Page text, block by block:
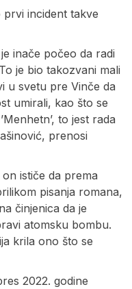
prvi incident takve
inače počeo da radi
je bio takozvani mali
u svetu pre Vinče da
umirali, kao što se
to jest rada
prenosi
ističe da prema
pisanja romana,
činjenica da je
atomsku bombu.
krila ono što se
2022. godine